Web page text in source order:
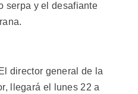
serpa y el desafiante
director general de la
llegará el lunes 22 a